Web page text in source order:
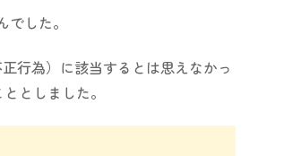
した。
行為）に該当するとは思えなかっ
としました。